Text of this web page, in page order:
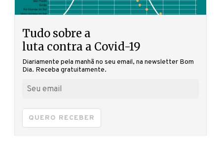
Tudo sobre a
luta contra a Covid-19
Diariamente pela manhã no seu email, na newsletter Bom
Dia. Receba gratuitamente.
QUERO RECEBER